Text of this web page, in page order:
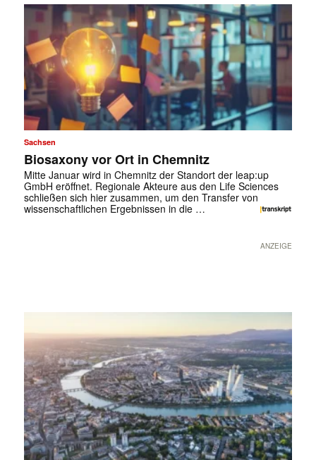
Sachsen
Biosaxony vor Ort in Chemnitz
Mitte Januar wird in Chemnitz der Standort der leap:up
GmbH eröffnet. Regionale Akteure aus den Life Sciences
schließen sich hier zusammen, um den Transfer von
wissenschaftlichen Ergebnissen in die …
ANZEIGE